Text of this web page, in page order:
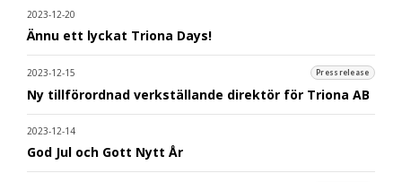
2023-12-20
Ännu ett lyckat Triona Days!
2023-12-15 Pressrelease
Ny tillförordnad verkställande direktör för Triona AB
2023-12-14
God Jul och Gott Nytt År